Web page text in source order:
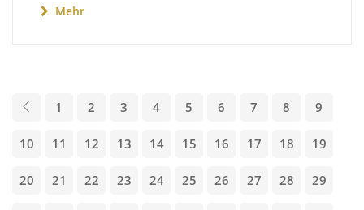
Mehr
1 2 3 4 5 6 7 8 9
10 11 12 13 14 15 16 17 18 19
20 21 22 23 24 25 26 27 28 29